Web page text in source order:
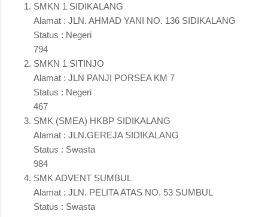
SMKN 1 SIDIKALANG
Alamat : JLN. AHMAD YANI NO. 136 SIDIKALANG
Status : Negeri
794
SMKN 1 SITINJO
Alamat : JLN PANJI PORSEA KM 7
Status : Negeri
467
SMK (SMEA) HKBP SIDIKALANG
Alamat : JLN.GEREJA SIDIKALANG
Status : Swasta
984
SMK ADVENT SUMBUL
Alamat : JLN. PELITA ATAS NO. 53 SUMBUL
Status : Swasta